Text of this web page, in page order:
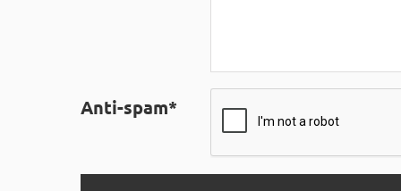
Anti-spam*